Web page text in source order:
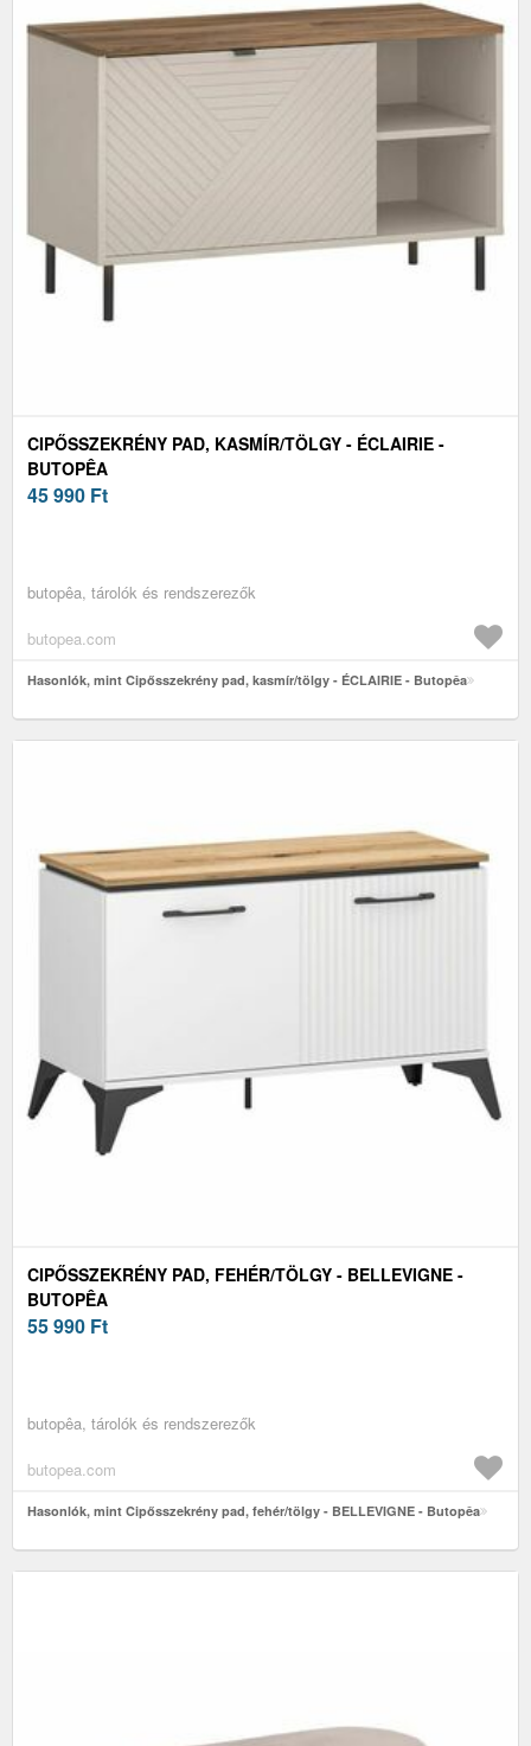
CIPŐSSZEKRÉNY PAD, KASMÍR/TÖLGY - ÉCLAIRIE -
BUTOPÊA
45 990 Ft
butopêa, tárolók és rendszerezők
butopea.com
Hasonlók, mint Cipősszekrény pad, kasmír/tölgy - ÉCLAIRIE - Butopêa
CIPŐSSZEKRÉNY PAD, FEHÉR/TÖLGY - BELLEVIGNE -
BUTOPÊA
55 990 Ft
butopêa, tárolók és rendszerezők
butopea.com
Hasonlók, mint Cipősszekrény pad, fehér/tölgy - BELLEVIGNE - Butopêa